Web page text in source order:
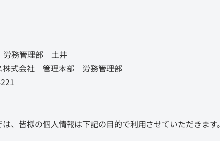
労務管理部 土井
株式会社 管理本部 労務管理部
、皆様の個人情報は下記の目的で利用させていただきます。